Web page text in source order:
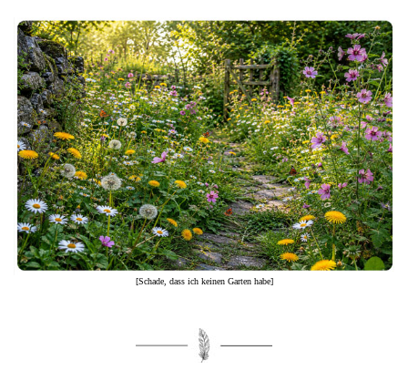
[Schade, dass ich keinen Garten habe]